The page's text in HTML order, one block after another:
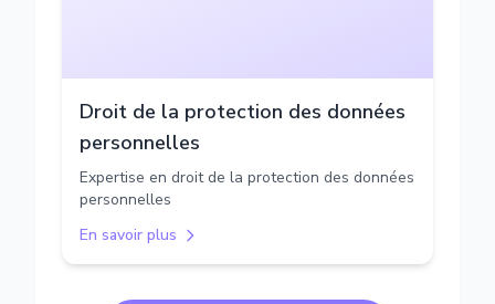
Droit de la protection des données
personnelles
Expertise en droit de la protection des données
personnelles
En savoir plus